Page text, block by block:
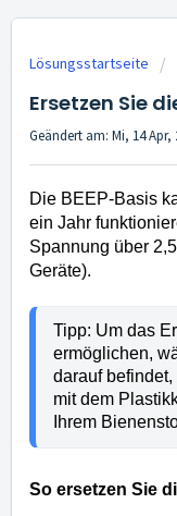
Lösungsstartseite
Ersetzen Sie
Geändert am: Mi, 14 Apr,
Die BEEP-Basis
ein Jahr
Spannung über
Geräte).
Tipp: Um das
ermöglichen,
darauf
mit dem
Ihrem
So ersetzen Sie